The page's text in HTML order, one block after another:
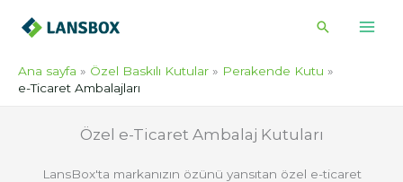
Arama
Ana sayfa Özel Baskılı Kutular
Perakende Kutu
e-Ticaret Ambalajları
Özel e-Ticaret Ambalaj Kutuları
LansBox'ta markanızın özünü yansıtan özel e-ticaret